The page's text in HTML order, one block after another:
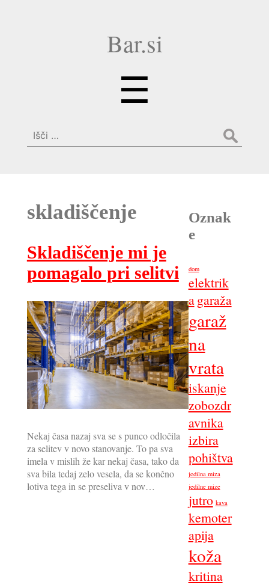
Bar.si
☰
Išči:
skladiščenje
Skladiščenje mi je
pomagalo pri selitvi
Nekaj časa nazaj sva se s punco odločila
za selitev v novo stanovanje. To pa sva
imela v mislih že kar nekaj časa, tako da
sva bila tedaj zelo vesela, da se končno
lotiva tega in se preseliva v nov…
Oznak
e
dom
elektrik
agaraža
garaž
na
vrata
iskanje
zobozdr
avnika
izbira
pohištva
jedilna miza
jedilne mize
jutro kava
kemoter
apija
koža
kritina